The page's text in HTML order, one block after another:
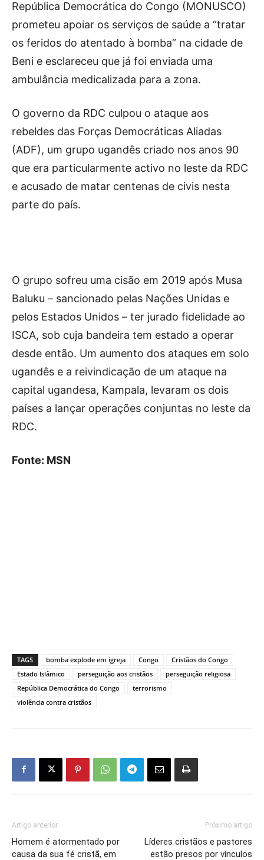
República Democrática do Congo (MONUSCO)
prometeu apoiar os serviços de saúde a “tratar
os feridos do atentado à bomba” na cidade de
Beni e esclareceu que já foi enviada uma
ambulância medicalizada para a zona.
O governo da RDC culpou o ataque aos
rebeldes das Forças Democráticas Aliadas
(ADF), um grupo ugandês criado nos anos 90
que era particularmente activo no leste da RDC
e acusado de matar centenas de civis nesta
parte do país.
O grupo sofreu uma cisão em 2019 após Musa
Baluku – sancionado pelas Nações Unidas e
pelos Estados Unidos – ter jurado fidelidade ao
ISCA, sob cuja bandeira tem estado a operar
desde então. Um aumento dos ataques em solo
ugandês e a reivindicação de um ataque na
capital ugandesa, Kampala, levaram os dois
países a lançar operações conjuntas no leste da
RDC.
Fonte: MSN
TAGS bomba explode em igreja Congo
Cristãos do Congo
Estado Islâmico
perseguição aos cristãos
perseguição religiosa
República Democrática do Congo
terrorismo
violência contra cristãos
Artigo anterior
Homem é atormentado por
causa da sua fé cristã, em
Próximo artigo
Líderes cristãos e pastores
estão presos por vínculos